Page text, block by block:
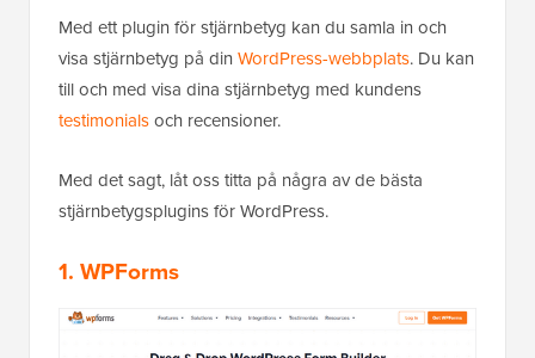
Med ett plugin för stjärnbetyg kan du samla in och
visa stjärnbetyg på din WordPress-webbplats. Du kan
till och med visa dina stjärnbetyg med kundens
testimonialsoch recensioner.
Med det sagt, låt oss titta på några av de bästa
stjärnbetygsplugins för WordPress.
1. WPForms